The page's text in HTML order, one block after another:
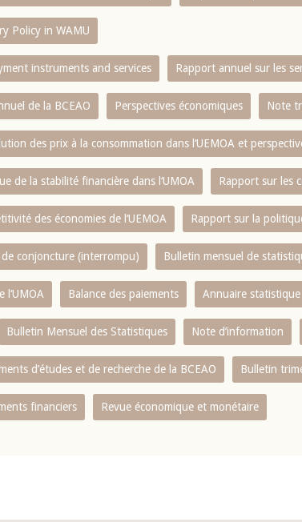
Policy in WAMU
instruments and services Rapport annuel sur les
de la BCEAO Perspectives économiques Note
des prix à la consommation dans l‘UEMOA et
de la stabilité financière dans l‘UMOA Rapport sur les
des économies de l‘UEMOA Rapport sur la
conjoncture (interrompu) Bulletin mensuel de
l‘UMOA Balance des paiements Annuaire statistique
Bulletin Mensuel des Statistiques Note d’information
d’études et de recherche de la BCEAO Bulletin
financiers Revue économique et monétaire